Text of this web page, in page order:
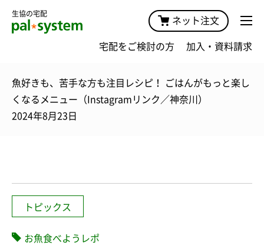
生協の宅配
ネット注文
宅配をご検討の方 加入・資料請求
魚好きも、苦手な方も注目レシピ！ ごはんがもっと楽し
くなるメニュー（Instagramリンク／神奈川）
2024年8月23日
トピックス
お魚食べようレポ